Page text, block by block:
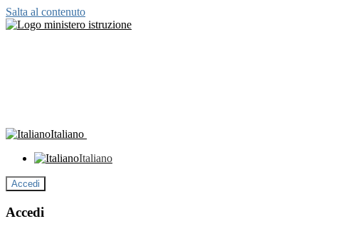
Salta al contenuto
Italiano
Italiano
Accedi
Accedi